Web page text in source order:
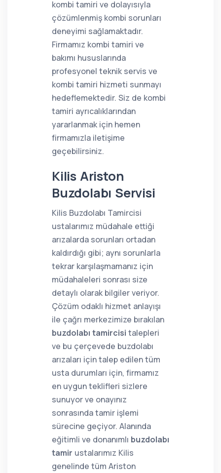
kombi tamiri ve dolayısıyla
çözümlenmiş kombi sorunları
deneyimi sağlamaktadır.
Firmamız kombi tamiri ve
bakımı hususlarında
profesyonel teknik servis ve
kombi tamiri hizmeti sunmayı
hedeflemektedir. Siz de kombi
tamiri ayrıcalıklarından
yararlanmak için hemen
firmamızla iletişime
geçebilirsiniz.
Kilis Ariston
Buzdolabı Servisi
Kilis Buzdolabı Tamircisi
ustalarımız müdahale ettiği
arızalarda sorunları ortadan
kaldırdığı gibi; aynı sorunlarla
tekrar karşılaşmamanız için
müdahaleleri sonrası size
detaylı olarak bilgiler veriyor.
Çözüm odaklı hizmet anlayışı
ile çağrı merkezimize bırakılan
buzdolabı tamircisi talepleri
ve bu çerçevede buzdolabı
arızaları için talep edilen tüm
usta durumları için, firmamız
en uygun teklifleri sizlere
sunuyor ve onayınız
sonrasında tamir işlemi
sürecine geçiyor. Alanında
eğitimli ve donanımlı buzdolabı
tamir ustalarımız Kilis
genelinde tüm Ariston